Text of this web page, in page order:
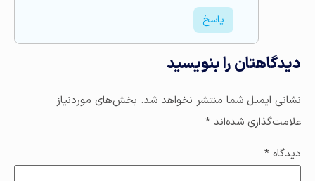
پاسخ
دیدگاهتان را بنویسید
نشانی ایمیل شما منتشر نخواهد شد. بخش‌های موردنیاز
علامت‌گذاری شده‌اند *
دیدگاه *